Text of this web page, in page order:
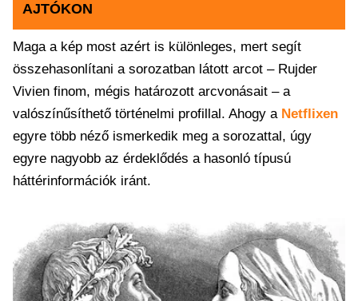
AJTÓKON
Maga a kép most azért is különleges, mert segít
összehasonlítani a sorozatban látott arcot – Rujder
Vivien finom, mégis határozott arcvonásait – a
valószínűsíthető történelmi profillal. Ahogy a Netflixen
egyre több néző ismerkedik meg a sorozattal, úgy
egyre nagyobb az érdeklődés a hasonló típusú
háttérinformációk iránt.